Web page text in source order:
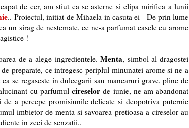
de cer, am stiut ca se asterne si clipa mirifica a lunii
.. Proiectul, initiat de Mihaela in casuta ei -De prin lume
un sirag de nestemate, ce ne-a parfumat casele cu arome
!
de a alege ingredientele.Menta, simbol al dragostei
preparate, ce intregesc periplul minunatei arome si ne-a
se regaseste in dulcegarii sau mancaruri grave, pline de
cu parfumulcireselor de iunie, ne-am abandonat
a percepe promisiunile delicate si deopotriva puternic
imbietor de menta si savoarea pretioasa a cireselor au
in zeci de senzatii..